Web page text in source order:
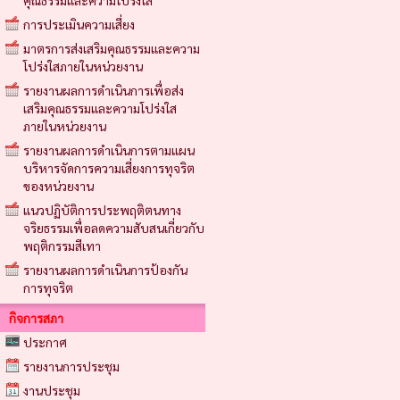
การประเมินความเสี่ยง
มาตรการส่งเสริมคุณธรรมและความ
โปร่งใสภายในหน่วยงาน
รายงานผลการดำเนินการเพื่อส่ง
เสริมคุณธรรมและความโปร่งใส
ภายในหน่วยงาน
รายงานผลการดำเนินการตามแผน
บริหารจัดการความเสี่ยงการทุจริต
ของหน่วยงาน
แนวปฏิบัติการประพฤติตนทาง
จริยธรรมเพื่อลดความสับสนเกี่ยวกับ
พฤติกรรมสีเทา
รายงานผลการดำเนินการป้องกัน
การทุจริต
กิจการสภา
ประกาศ
รายงานการประชุม
งานประชุม